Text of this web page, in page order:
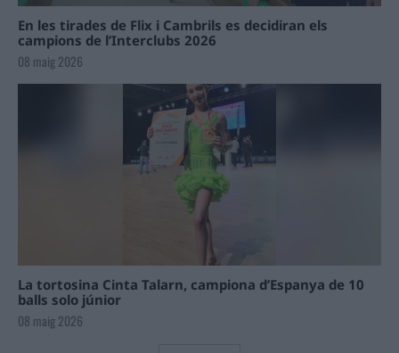
En les tirades de Flix i Cambrils es decidiran els
campions de l’Interclubs 2026
08 maig 2026
La tortosina Cinta Talarn, campiona d’Espanya de 10
balls solo júnior
08 maig 2026